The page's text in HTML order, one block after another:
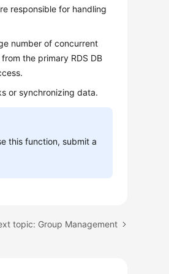
responsible for handling
number of concurrent
the primary RDS DB
or synchronizing data.
this function, submit a
topic: Group Management